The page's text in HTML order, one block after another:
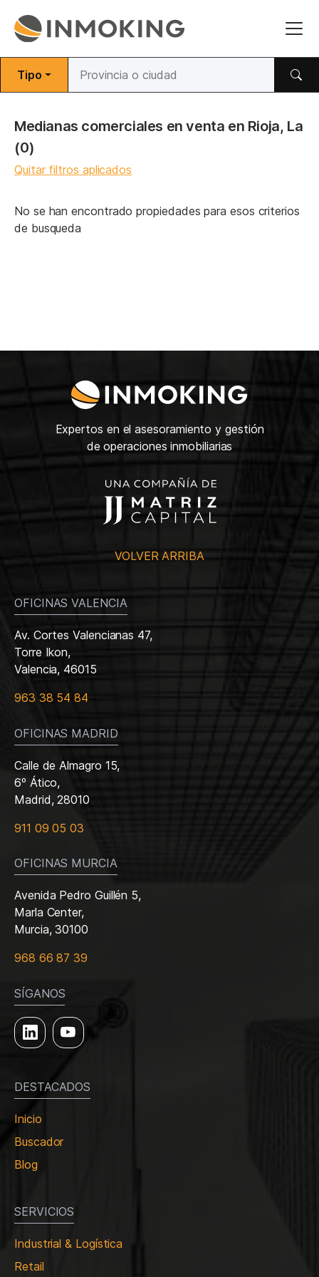
Tipo
Medianas comerciales en venta en Rioja, La
(0)
Quitar filtros aplicados
No se han encontrado propiedades para esos criterios
de busqueda
Expertos en el asesoramiento y gestión
de operaciones inmobiliarias
VOLVER ARRIBA
OFICINAS VALENCIA
Av. Cortes Valencianas 47,
Torre Ikon,
Valencia, 46015
963 38 54 84
OFICINAS MADRID
Calle de Almagro 15,
6º Ático,
Madrid, 28010
911 09 05 03
OFICINAS MURCIA
Avenida Pedro Guillén 5,
Marla Center,
Murcia, 30100
968 66 87 39
SÍGANOS
DESTACADOS
Inicio
Buscador
Blog
SERVICIOS
Industrial & Logística
Retail